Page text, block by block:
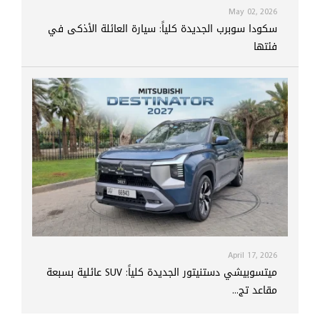
May 02, 2026
سكودا سوبرب الجديدة كلياً: سيارة العائلة الأذكى في
فئتها
April 17, 2026
ميتسوبيشي دستنيتور الجديدة كلياً: SUV عائلية بسبعة
مقاعد تج...